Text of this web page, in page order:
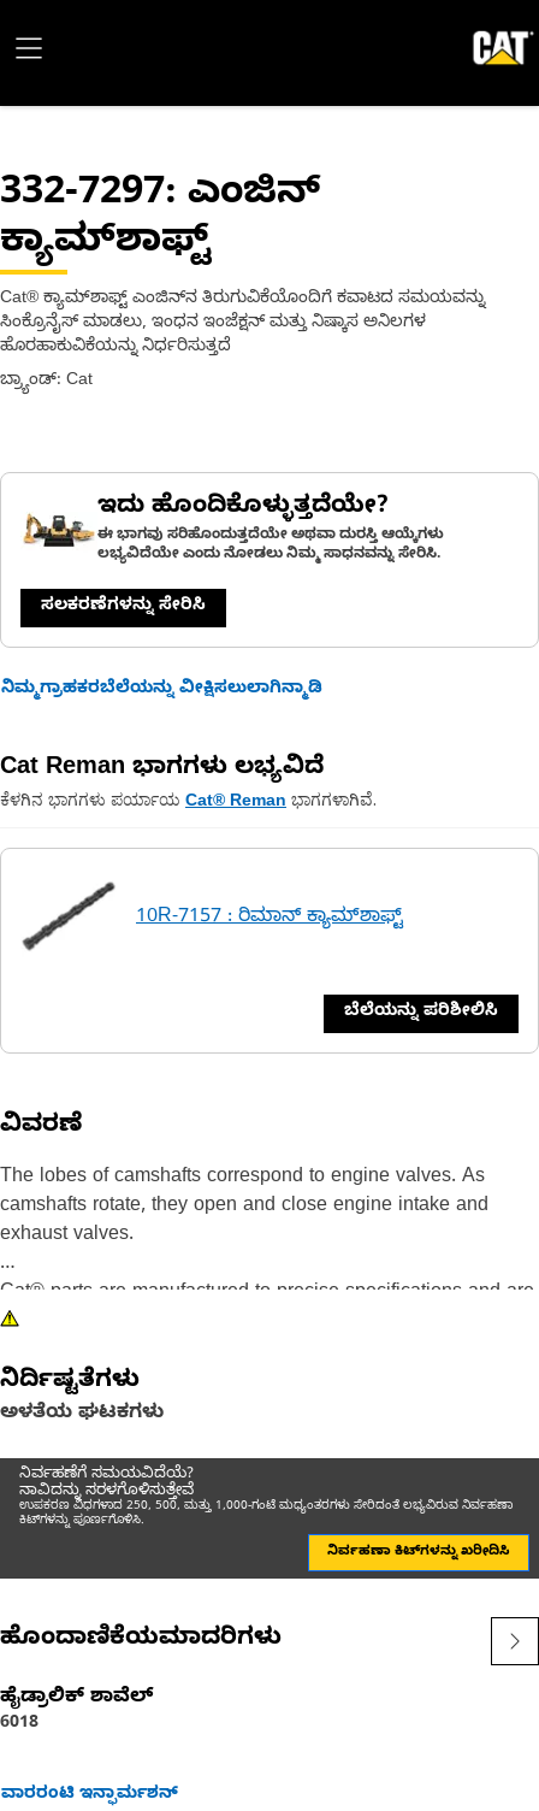
332-7297: ಎಂಜಿನ್
ಕ್ಯಾಮ್‌ಶಾಫ್ಟ್
Cat® ಕ್ಯಾಮ್‌ಶಾಫ್ಟ್ ಎಂಜಿನ್‌ನ ತಿರುಗುವಿಕೆಯೊಂದಿಗೆ ಕವಾಟದ ಸಮಯವನ್ನು
ಸಿಂಕ್ರೊನೈಸ್ ಮಾಡಲು, ಇಂಧನ ಇಂಜೆಕ್ಷನ್ ಮತ್ತು ನಿಷ್ಕಾಸ ಅನಿಲಗಳ
ಹೊರಹಾಕುವಿಕೆಯನ್ನು ನಿರ್ಧರಿಸುತ್ತದೆ
ಬ್ರ್ಯಾಂಡ್: Cat
ಇದು ಹೊಂದಿಕೊಳ್ಳುತ್ತದೆಯೇ?
ಈ ಭಾಗವು ಸರಿಹೊಂದುತ್ತದೆಯೇ ಅಥವಾ ದುರಸ್ತಿ ಆಯ್ಕೆಗಳು
ಲಭ್ಯವಿದೆಯೇ ಎಂದು ನೋಡಲು ನಿಮ್ಮ ಸಾಧನವನ್ನು ಸೇರಿಸಿ.
ಸಲಕರಣೆಗಳನ್ನು ಸೇರಿಸಿ
ನಿಮ್ಮಗ್ರಾಹಕರಬೆಲೆಯನ್ನು ವೀಕ್ಷಿಸಲುಲಾಗಿನ್ಮಾಡಿ
Cat Reman ಭಾಗಗಳು ಲಭ್ಯವಿದೆ
ಕೆಳಗಿನ ಭಾಗಗಳು ಪರ್ಯಾಯ Cat® Reman ಭಾಗಗಳಾಗಿವೆ.
10R-7157 : ರಿಮಾನ್ ಕ್ಯಾಮ್‌ಶಾಫ್ಟ್
ಬೆಲೆಯನ್ನು ಪರಿಶೀಲಿಸಿ
ವಿವರಣೆ
The lobes of camshafts correspond to engine valves. As
camshafts rotate, they open and close engine intake and
exhaust valves.
Cat® parts are manufactured to precise specifications and are
built for durability, reliability, productivity, less environmental
ನಿರ್ದಿಷ್ಟತೆಗಳು
ಅಳತೆಯ ಘಟಕಗಳು
ನಿರ್ವಹಣೆಗೆ ಸಮಯವಿದೆಯೆ?
ನಾವಿದನ್ನು ಸರಳಗೊಳಿಸುತ್ತೇವೆ
ಉಪಕರಣ ವಿಧಗಳಾದ 250, 500, ಮತ್ತು 1,000-ಗಂಟೆ ಮಧ್ಯಂತರಗಳು ಸೇರಿದಂತೆ ಲಭ್ಯವಿರುವ ನಿರ್ವಹಣಾ
ಕಿಟ್‌ಗಳನ್ನು ಪೂರ್ಣಗೊಳಿಸಿ.
ನಿರ್ವಹಣಾ ಕಿಟ್‌ಗಳನ್ನು ಖರೀದಿಸಿ
ಹೊಂದಾಣಿಕೆಯಮಾದರಿಗಳು
ಹೈಡ್ರಾಲಿಕ್ ಶಾವೆಲ್
6018
ವಾರರಂಟಿ ಇನ್ಫಾರ್ಮಶನ್